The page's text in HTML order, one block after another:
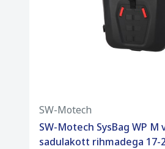
SW-Motech
SW-Motech SysBag WP M
sadulakott rihmadega 17-